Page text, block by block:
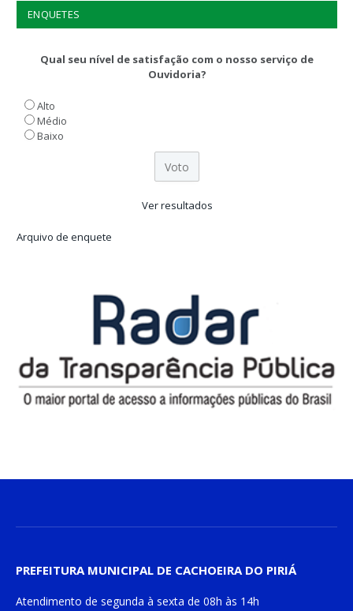
ENQUETES
Qual seu nível de satisfação com o nosso serviço de
Ouvidoria?
Alto
Médio
Baixo
Ver resultados
Arquivo de enquete
PREFEITURA MUNICIPAL DE CACHOEIRA DO PIRIÁ
Atendimento de segunda à sexta de 08h às 14h